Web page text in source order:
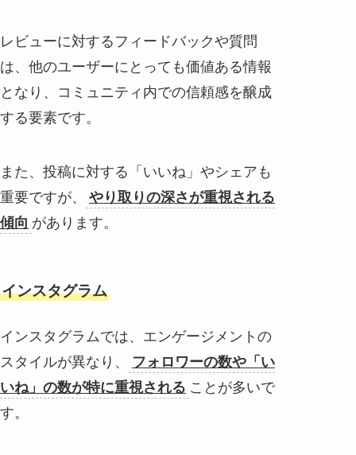
レビューに対するフィードバックや質問
は、他のユーザーにとっても価値ある情報
となり、コミュニティ内での信頼感を醸成
する要素です。
また、投稿に対する「いいね」やシェアも
重要ですが、
やり取りの深さが重視される
傾向 があります。
インスタグラム
インスタグラムでは、エンゲージメントの
スタイルが異なり、
フォロワーの数や「い
いね」の数が特に重視される ことが多いで
す。